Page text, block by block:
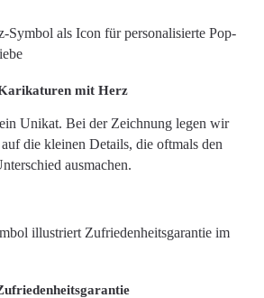
mit Herz
Unikat. Bei der Zeichnung legen wir
die kleinen Details, die oftmals den
ausmachen.